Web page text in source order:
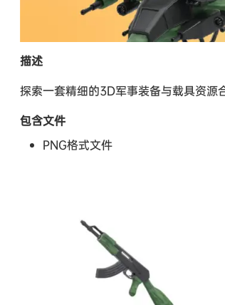
描述
探索一套精细的3D军事装备与载具资源
包含文件
PNG格式文件